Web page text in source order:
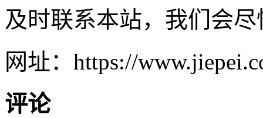
及时联系本站，我们会
网址：https://
评论